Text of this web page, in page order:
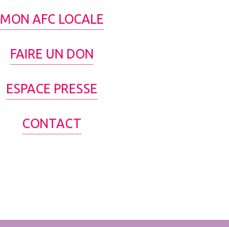
MON AFC LOCALE
FAIRE UN DON
ESPACE PRESSE
CONTACT